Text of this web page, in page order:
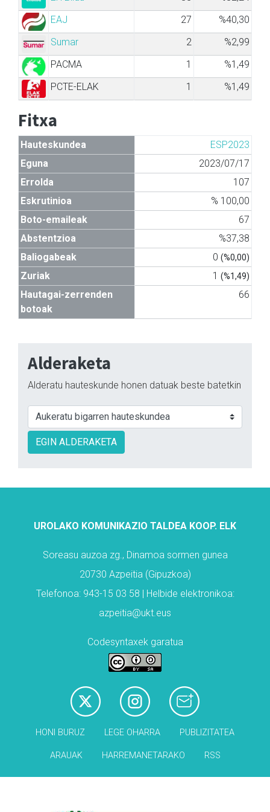
EAJ
27
%40,30
Sumar
2
%2,99
PACMA
1
%1,49
PCTE-ELAK
1 %1,49
Fitxa
Hauteskundea
ESP2023
Eguna
2023/07/17
Errolda
107
Eskrutinioa
% 100,00
Boto-emaileak
67
Abstentzioa
%37,38
Baliogabeak
0 (%0,00)
Zuriak 1 (%1,49)
Hautagai-zerrenden
botoak
66
Alderaketa
Alderatu hauteskunde honen datuak beste batetkin
EGIN ALDERAKETA
UROLAKO KOMUNIKAZIO TALDEA KOOP. ELK
Soreasu auzoa zg., Dinamoa sormen gunea
20730 Azpeitia (Gipuzkoa)
Telefonoa: 943-15 03 58 | Helbide elektronikoa:
azpeitia@ukt.eus
Codesyntaxek garatua
HONI BURUZ LEGE OHARRA PUBLIZITATEA
ARAUAK HARREMANETARAKO RSS